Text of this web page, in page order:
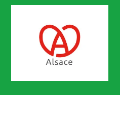
Certification n° 5619
Partenaire Marque Alsace